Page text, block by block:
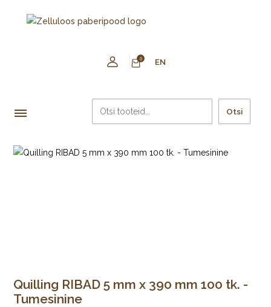
0 EN
Otsi
Quilling RIBAD 5 mm x 390 mm 100 tk. -
Tumesinine